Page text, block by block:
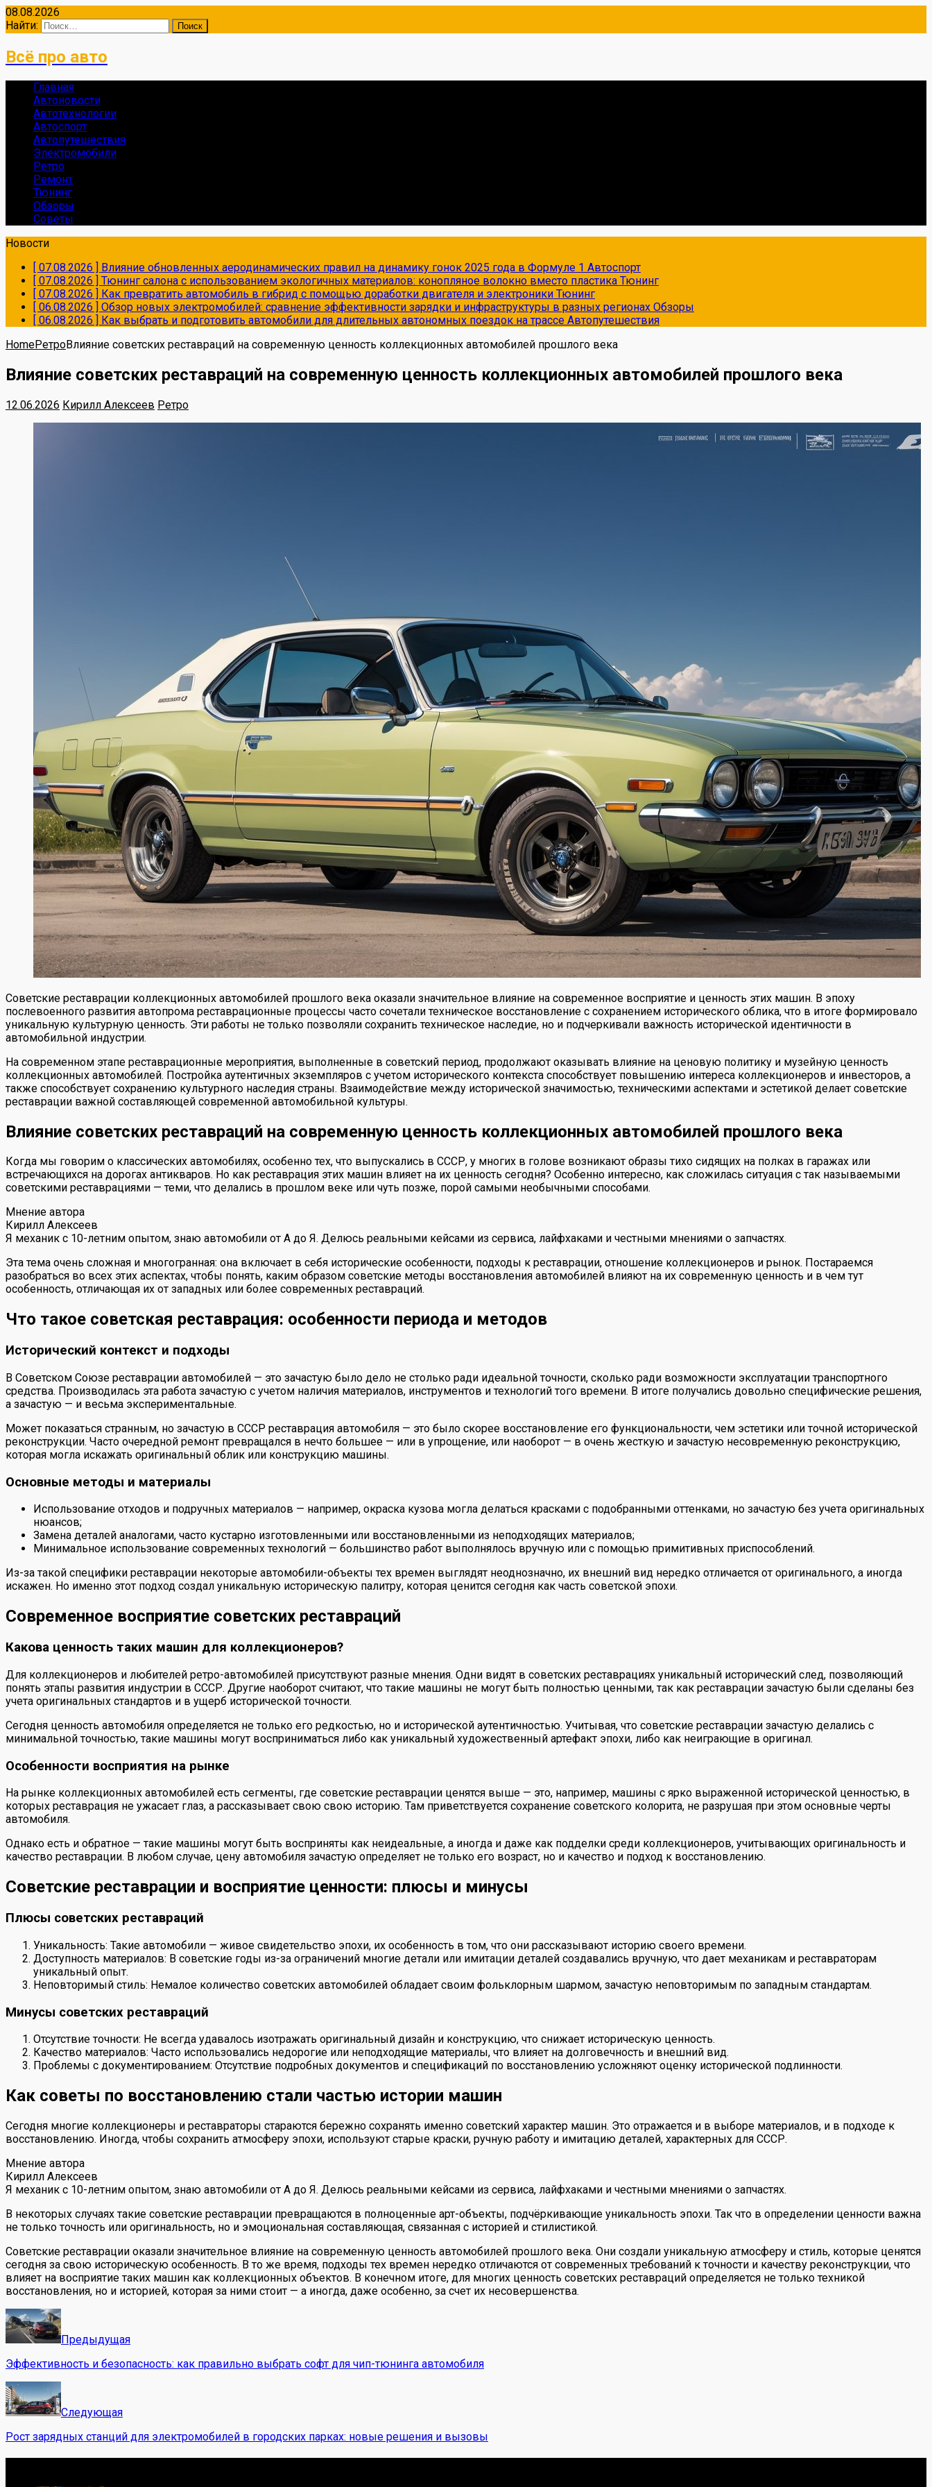
08.08.2026
Найти:
Всё про авто
Главная
Автоновости
Автотехнологии
Автоспорт
Автопутешествия
Электромобили
Ретро
Ремонт
Тюнинг
Обзоры
Советы
Новости
[ 07.08.2026 ] Влияние обновленных аеродинамических правил на динамику гонок 2025 года в Формуле 1 Автоспорт
[ 07.08.2026 ] Тюнинг салона с использованием экологичных материалов: конопляное волокно вместо пластика Тюнинг
[ 07.08.2026 ] Как превратить автомобиль в гибрид с помощью доработки двигателя и электроники Тюнинг
[ 06.08.2026 ] Обзор новых электромобилей: сравнение эффективности зарядки и инфраструктуры в разных регионах Обзоры
[ 06.08.2026 ] Как выбрать и подготовить автомобили для длительных автономных поездок на трассе Автопутешествия
HomeРетроВлияние советских реставраций на современную ценность коллекционных автомобилей прошлого века
Влияние советских реставраций на современную ценность коллекционных автомобилей прошлого века
12.06.2026 Кирилл Алексеев Ретро
Советские реставрации коллекционных автомобилей прошлого века оказали значительное влияние на современное восприятие и ценность этих машин. В эпоху
послевоенного развития автопрома реставрационные процессы часто сочетали техническое восстановление с сохранением исторического облика, что в итоге формировало
уникальную культурную ценность. Эти работы не только позволяли сохранить техническое наследие, но и подчеркивали важность исторической идентичности в
автомобильной индустрии.
На современном этапе реставрационные мероприятия, выполненные в советский период, продолжают оказывать влияние на ценовую политику и музейную ценность
коллекционных автомобилей. Постройка аутентичных экземпляров с учетом исторического контекста способствует повышению интереса коллекционеров и инвесторов, а
также способствует сохранению культурного наследия страны. Взаимодействие между исторической значимостью, техническими аспектами и эстетикой делает советские
реставрации важной составляющей современной автомобильной культуры.
Влияние советских реставраций на современную ценность коллекционных автомобилей прошлого века
Когда мы говорим о классических автомобилях, особенно тех, что выпускались в СССР, у многих в голове возникают образы тихо сидящих на полках в гаражах или
встречающихся на дорогах антикваров. Но как реставрация этих машин влияет на их ценность сегодня? Особенно интересно, как сложилась ситуация с так называемыми
советскими реставрациями — теми, что делались в прошлом веке или чуть позже, порой самыми необычными способами.
Мнение автора
Кирилл Алексеев
Я механик с 10-летним опытом, знаю автомобили от А до Я. Делюсь реальными кейсами из сервиса, лайфхаками и честными мнениями о запчастях.
Эта тема очень сложная и многогранная: она включает в себя исторические особенности, подходы к реставрации, отношение коллекционеров и рынок. Постараемся
разобраться во всех этих аспектах, чтобы понять, каким образом советские методы восстановления автомобилей влияют на их современную ценность и в чем тут
особенность, отличающая их от западных или более современных реставраций.
Что такое советская реставрация: особенности периода и методов
Исторический контекст и подходы
В Советском Союзе реставрации автомобилей — это зачастую было дело не столько ради идеальной точности, сколько ради возможности эксплуатации транспортного
средства. Производилась эта работа зачастую с учетом наличия материалов, инструментов и технологий того времени. В итоге получались довольно специфические решения,
а зачастую — и весьма экспериментальные.
Может показаться странным, но зачастую в СССР реставрация автомобиля — это было скорее восстановление его функциональности, чем эстетики или точной исторической
реконструкции. Часто очередной ремонт превращался в нечто большее — или в упрощение, или наоборот — в очень жесткую и зачастую несовременную реконструкцию,
которая могла искажать оригинальный облик или конструкцию машины.
Основные методы и материалы
Использование отходов и подручных материалов — например, окраска кузова могла делаться красками с подобранными оттенками, но зачастую без учета оригинальных
нюансов;
Замена деталей аналогами, часто кустарно изготовленными или восстановленными из неподходящих материалов;
Минимальное использование современных технологий — большинство работ выполнялось вручную или с помощью примитивных приспособлений.
Из-за такой специфики реставрации некоторые автомобили-объекты тех времен выглядят неоднозначно, их внешний вид нередко отличается от оригинального, а иногда
искажен. Но именно этот подход создал уникальную историческую палитру, которая ценится сегодня как часть советской эпохи.
Современное восприятие советских реставраций
Какова ценность таких машин для коллекционеров?
Для коллекционеров и любителей ретро-автомобилей присутствуют разные мнения. Одни видят в советских реставрациях уникальный исторический след, позволяющий
понять этапы развития индустрии в СССР. Другие наоборот считают, что такие машины не могут быть полностью ценными, так как реставрации зачастую были сделаны без
учета оригинальных стандартов и в ущерб исторической точности.
Сегодня ценность автомобиля определяется не только его редкостью, но и исторической аутентичностью. Учитывая, что советские реставрации зачастую делались с
минимальной точностью, такие машины могут восприниматься либо как уникальный художественный артефакт эпохи, либо как неиграющие в оригинал.
Особенности восприятия на рынке
На рынке коллекционных автомобилей есть сегменты, где советские реставрации ценятся выше — это, например, машины с ярко выраженной исторической ценностью, в
которых реставрация не ужасает глаз, а рассказывает свою свою историю. Там приветствуется сохранение советского колорита, не разрушая при этом основные черты
автомобиля.
Однако есть и обратное — такие машины могут быть восприняты как неидеальные, а иногда и даже как подделки среди коллекционеров, учитывающих оригинальность и
качество реставрации. В любом случае, цену автомобиля зачастую определяет не только его возраст, но и качество и подход к восстановлению.
Советские реставрации и восприятие ценности: плюсы и минусы
Плюсы советских реставраций
Уникальность: Такие автомобили — живое свидетельство эпохи, их особенность в том, что они рассказывают историю своего времени.
Доступность материалов: В советские годы из-за ограничений многие детали или имитации деталей создавались вручную, что дает механикам и реставраторам
уникальный опыт.
Неповторимый стиль: Немалое количество советских автомобилей обладает своим фольклорным шармом, зачастую неповторимым по западным стандартам.
Минусы советских реставраций
Отсутствие точности: Не всегда удавалось изотражать оригинальный дизайн и конструкцию, что снижает историческую ценность.
Качество материалов: Часто использовались недорогие или неподходящие материалы, что влияет на долговечность и внешний вид.
Проблемы с документированием: Отсутствие подробных документов и спецификаций по восстановлению усложняют оценку исторической подлинности.
Как советы по восстановлению стали частью истории машин
Сегодня многие коллекционеры и реставраторы стараются бережно сохранять именно советский характер машин. Это отражается и в выборе материалов, и в подходе к
восстановлению. Иногда, чтобы сохранить атмосферу эпохи, используют старые краски, ручную работу и имитацию деталей, характерных для СССР.
Мнение автора
Кирилл Алексеев
Я механик с 10-летним опытом, знаю автомобили от А до Я. Делюсь реальными кейсами из сервиса, лайфхаками и честными мнениями о запчастях.
В некоторых случаях такие советские реставрации превращаются в полноценные арт-объекты, подчёркивающие уникальность эпохи. Так что в определении ценности важна
не только точность или оригинальность, но и эмоциональная составляющая, связанная с историей и стилистикой.
Советские реставрации оказали значительное влияние на современную ценность автомобилей прошлого века. Они создали уникальную атмосферу и стиль, которые ценятся
сегодня за свою историческую особенность. В то же время, подходы тех времен нередко отличаются от современных требований к точности и качеству реконструкции, что
влияет на восприятие таких машин как коллекционных объектов. В конечном итоге, для многих ценность советских реставраций определяется не только техникой
восстановления, но и историей, которая за ними стоит — а иногда, даже особенно, за счет их несовершенства.
Предыдущая
Эффективность и безопасность: как правильно выбрать софт для чип-тюнинга автомобиля
Следующая
Рост зарядных станций для электромобилей в городских парках: новые решения и вызовы